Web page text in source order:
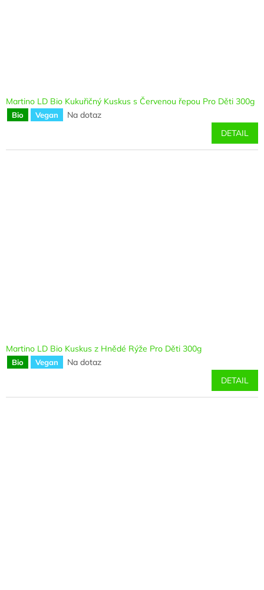
Martino LD Bio Kukuřičný Kuskus s Červenou řepou Pro Děti 300g
Bio Vegan
Na dotaz
DETAIL
Martino LD Bio Kuskus z Hnědé Rýže Pro Děti 300g
Bio Vegan
Na dotaz
DETAIL